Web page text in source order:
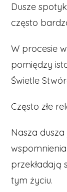
Dusze
często
W procesie
pomiędzy
Świetle
Często złe
Nasza
przekładają
tym życiu.